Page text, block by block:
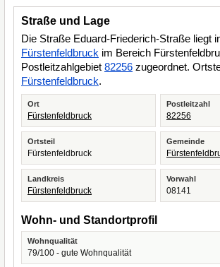
Straße und Lage
Die Straße Eduard-Friederich-Straße liegt
Fürstenfeldbruck im Bereich
Postleitzahlgebiet 82256 zugeordnet.
Fürstenfeldbruck.
Ort
Fürstenfeldbruck
Postleitzahl
82256
Ortsteil
Fürstenfeldbruck
Gemeinde
Landkreis
Fürstenfeldbruck
Vorwahl
08141
Wohn- und Standortprofil
Wohnqualität
79/100 - gute Wohnqualität